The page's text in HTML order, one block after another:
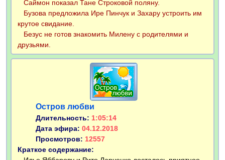
Саймон показал Тане Строковой поляну.
Бузова предложила Ире Пинчук и Захару устроить им
крутое свидание.
Безус не готов знакомить Милену с родителями и
друзьями.
Остров любви
Длительность: 1:05:14
Дата эфира: 04.12.2018
Просмотров: 12557
Краткое содержание: